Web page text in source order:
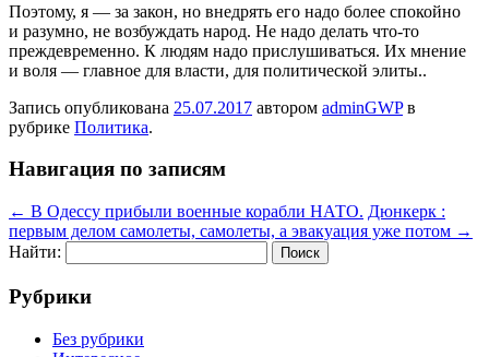
Поэтому, я — за закон, но внедрять его надо более спокойно
и разумно, не возбуждать народ. Не надо делать что-то
преждевременно. К людям надо прислушиваться. Их мнение
и воля — главное для власти, для политической элиты..
Запись опубликована 25.07.2017 автором adminGWPв
рубрике Политика.
Навигация по записям
← В Одессу прибыли военные корабли НАТО. Дюнкерк :
первым делом самолеты, самолеты, а эвакуация уже потом →
Найти:
Рубрики
Без рубрики